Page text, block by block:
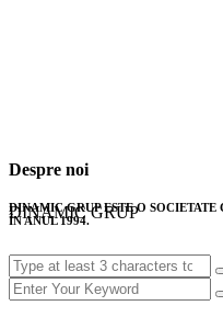
Despre noi
DINAMIC GRUP
DINAMIC GRUP ESTE O
ÎN ANUL 1994.